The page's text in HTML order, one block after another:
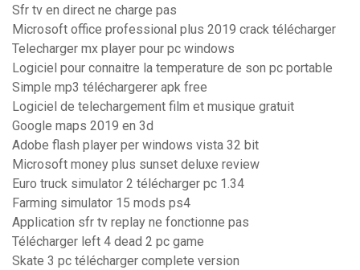
Sfr tv en direct ne charge pas
Microsoft office professional plus 2019 crack télécharger
Telecharger mx player pour pc windows
Logiciel pour connaitre la temperature de son pc portable
Simple mp3 téléchargerer apk free
Logiciel de telechargement film et musique gratuit
Google maps 2019 en 3d
Adobe flash player per windows vista 32 bit
Microsoft money plus sunset deluxe review
Euro truck simulator 2 télécharger pc 1.34
Farming simulator 15 mods ps4
Application sfr tv replay ne fonctionne pas
Télécharger left 4 dead 2 pc game
Skate 3 pc télécharger complete version